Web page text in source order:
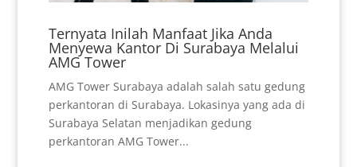
Ternyata Inilah Manfaat Jika Anda
Menyewa Kantor Di Surabaya Melalui
AMG Tower
AMG Tower Surabaya adalah salah satu gedung
perkantoran di Surabaya. Lokasinya yang ada di
Surabaya Selatan menjadikan gedung
perkantoran AMG Tower...